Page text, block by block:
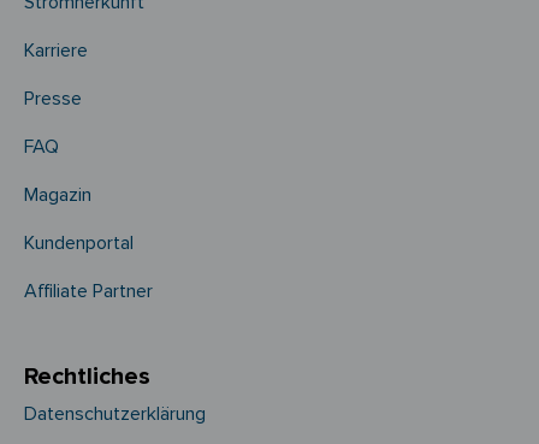
Karriere
Presse
FAQ
Magazin
Kundenportal
Affiliate Partner
Rechtliches
Datenschutzerklärung